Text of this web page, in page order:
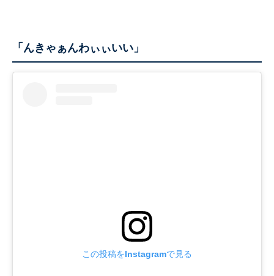
「んきゃぁんわぃぃいい」
この投稿をInstagramで見る